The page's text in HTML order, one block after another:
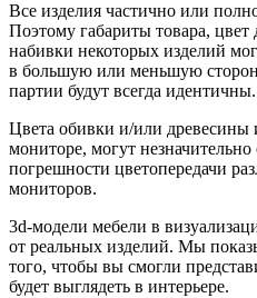
Все изделия частично или
Поэтому габариты товара,
набивки некоторых изделий
в большую или меньшую
партии будут всегда идентичны.
Цвета обивки и/или древесины
мониторе, могут незначительно
погрешности цветопередачи
мониторов.
3d-модели мебели в
от реальных изделий. Мы
того, чтобы вы смогли
будет выглядеть в интерьере.